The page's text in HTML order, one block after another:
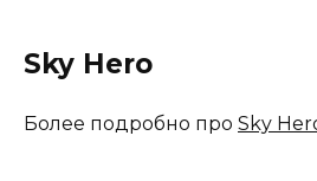
Sky Hero
Более подробно про Sky